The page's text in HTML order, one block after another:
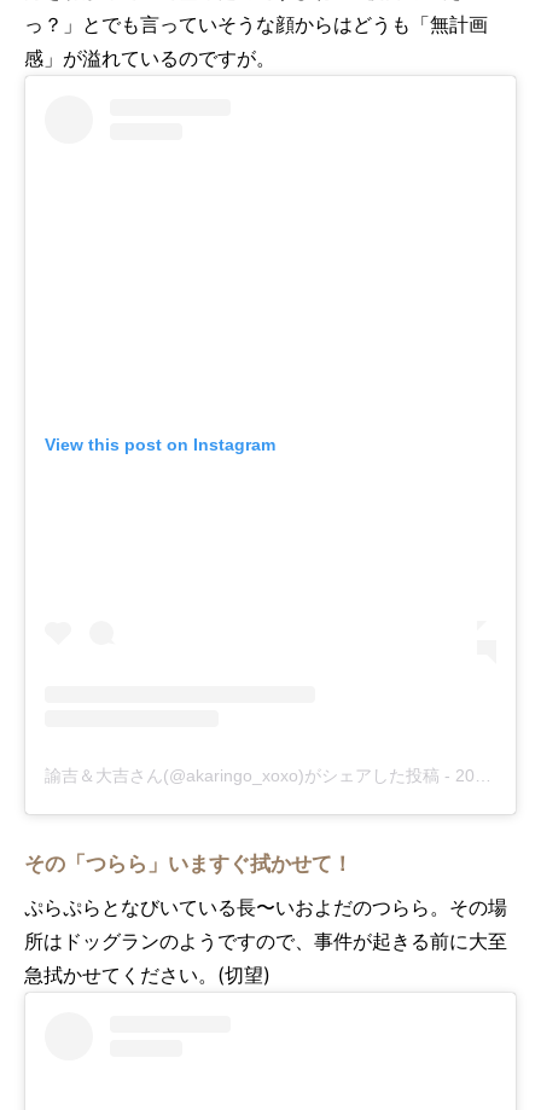
っ？」とでも言っていそうな顔からはどうも「無計画
感」が溢れているのですが。
View this post on Instagram
諭吉＆大吉さん(@akaringo_xoxo)がシェアした投稿 - 2018年 3月月10日午前12時09分PST
その「つらら」いますぐ拭かせて！
ぷらぷらとなびいている長〜いおよだのつらら。その場
所はドッグランのようですので、事件が起きる前に大至
急拭かせてください。(切望)